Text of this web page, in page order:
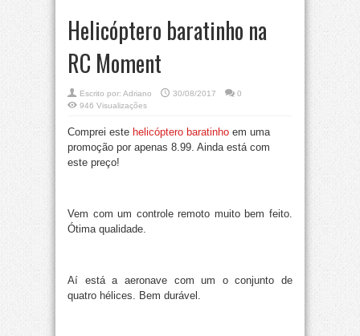
Helicóptero baratinho na
RC Moment
Escrito por: Adriano 30/08/2017
0
946 Visualizações
Comprei este helicóptero baratinho em uma
promoção por apenas 8.99. Ainda está com
este preço!
Vem com um controle remoto muito bem feito.
Ótima qualidade.
Aí está a aeronave com um o conjunto de
quatro hélices. Bem durável.